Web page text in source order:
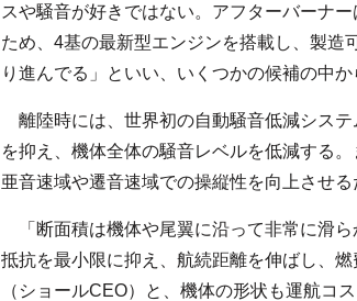
スや騒音が好きではない。アフターバーナ
ため、4基の最新型エンジンを搭載し、製造
り進んでる」といい、いくつかの候補の中か
離陸時には、世界初の自動騒音低減シス
を抑え、機体全体の騒音レベルを低減する
亜音速域や遷音速域での操縦性を向上させる
「断面積は機体や尾翼に沿って非常に滑
抵抗を最小限に抑え、航続距離を伸ばし、
（ショールCEO）と、機体の形状も運航コ